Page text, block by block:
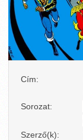
Cím:
Sorozat:
Szerző(k):